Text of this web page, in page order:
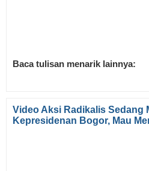
Baca tulisan menarik lainnya:
Video Aksi Radikalis Sedang
Kepresidenan Bogor, Mau